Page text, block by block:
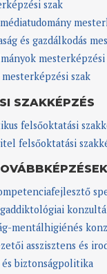
szak
és gazdálkodás
mesterképzési
szak
SZAKKÉPZÉS
felsőoktatási
felsőoktatási
mentálhigiénés
asszisztens és
biztonságpolitika